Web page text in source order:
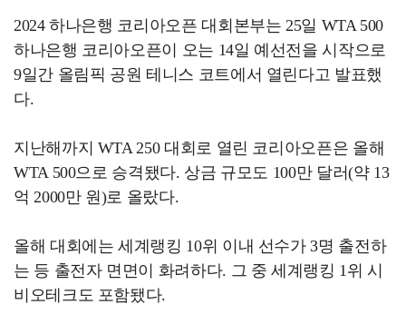
2024 하나은행 코리아오픈 대회본부는 25일 WTA 500
하나은행 코리아오픈이 오는 14일 예선전을 시작으로
9일간 올림픽 공원 테니스 코트에서 열린다고 발표했
다.
지난해까지 WTA 250 대회로 열린 코리아오픈은 올해
WTA 500으로 승격됐다. 상금 규모도 100만 달러(약 13
억 2000만 원)로 올랐다.
올해 대회에는 세계랭킹 10위 이내 선수가 3명 출전하
는 등 출전자 면면이 화려하다. 그 중 세계랭킹 1위 시
비오테크도 포함됐다.